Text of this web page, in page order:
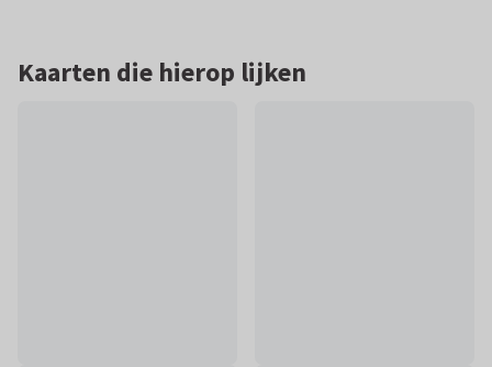
Kaarten die hierop lijken